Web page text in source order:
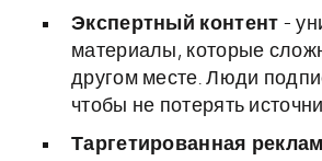
Экспертный контент -
материалы, которые
другом месте. Люди
чтобы не потерять
Таргетированная